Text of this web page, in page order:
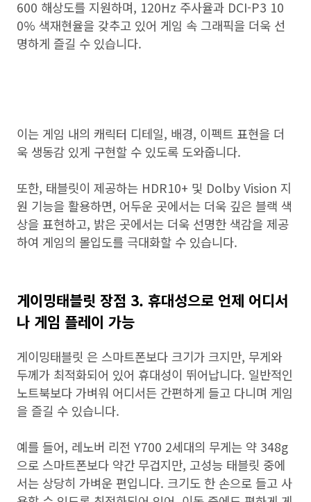
600 해상도를 지원하며, 120Hz 주사율과 DCI-P3 10
0% 색재현율을 갖추고 있어 게임 속 그래픽을 더욱 선
명하게 즐길 수 있습니다.
이는 게임 내의 캐릭터 디테일, 배경, 이펙트 표현을 더
욱 생동감 있게 구현할 수 있도록 도와줍니다.
또한, 태블릿이 제공하는 HDR10+ 및 Dolby Vision 지
원 기능을 활용하면, 어두운 곳에서는 더욱 깊은 블랙 색
상을 표현하고, 밝은 곳에서는 더욱 선명한 색감을 제공
하여 게임의 몰입도를 극대화할 수 있습니다.
게이밍태블릿 장점 3. 휴대성으로 언제 어디서
나 게임 플레이 가능
게이밍태블릿 은 스마트폰보다 크기가 크지만, 무게와
두께가 최적화되어 있어 휴대성이 뛰어납니다. 일반적인
노트북보다 가벼워 어디서든 간편하게 들고 다니며 게임
을 즐길 수 있습니다.
예를 들어, 레노버 리전 Y700 2세대의 무게는 약 348g
으로 스마트폰보다 약간 무겁지만, 고성능 태블릿 중에
서는 상당히 가벼운 편입니다. 크기도 한 손으로 들고 사